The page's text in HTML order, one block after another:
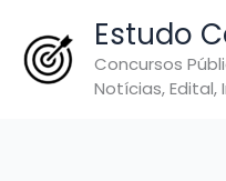
para
Estudo
Concursos
Notícias, Edital,